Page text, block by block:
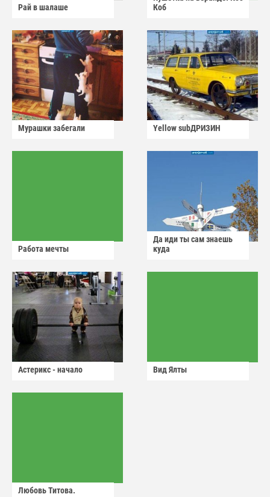
Рай в шалаше
Коб
Мурашки забегали Yellow subДРИЗИН
Работа мечты
Да иди ты сам знаешь
куда
Астерикс - начало Вид Ялты
Любовь Титова.